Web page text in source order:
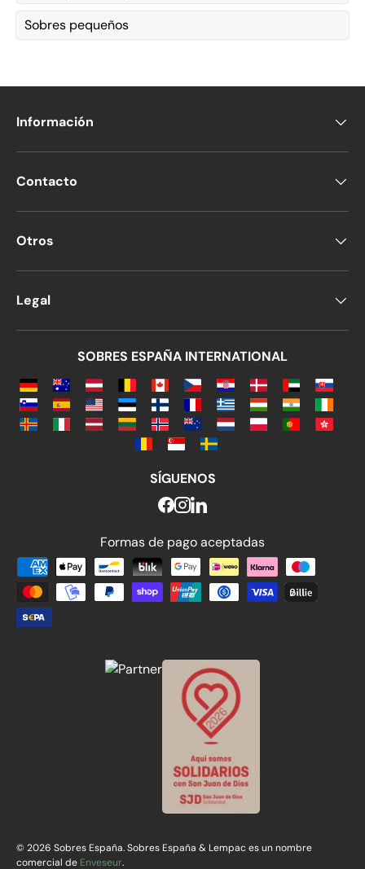
Sobres pequeños
Información
Contacto
Otros
Legal
SOBRES ESPAÑA INTERNATIONAL
SÍGUENOS
Formas de pago aceptadas
Formas de pago aceptadas
© 2026 Sobres España. Sobres España & Lempac es un nombre
comercial de Enveseur.